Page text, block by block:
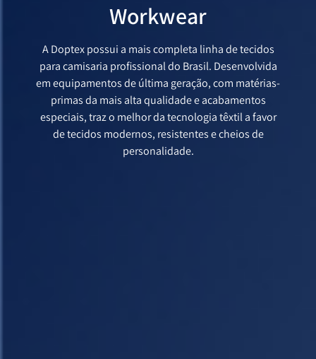
Workwear
A Doptex possui a mais completa linha de tecidos
para camisaria profissional do Brasil. Desenvolvida
em equipamentos de última geração, com matérias-
primas da mais alta qualidade e acabamentos
especiais, traz o melhor da tecnologia têxtil a favor
de tecidos modernos, resistentes e cheios de
personalidade.